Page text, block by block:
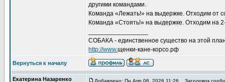
другими командами.
Команда «Лежать!» на выдержке. Отходим от
Команда «Стоять!» на выдержке. Отходим на
СОБАКА - единственное существо на этой
http://www.щенки-кане-корсо.рф
Вернуться к началу
Екатерина Назаренко Добавлено: Пн Апр 06, 2026 11:26 Заголовок